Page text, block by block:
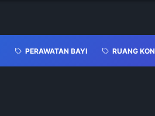
PERAWATAN BAYI RUANG